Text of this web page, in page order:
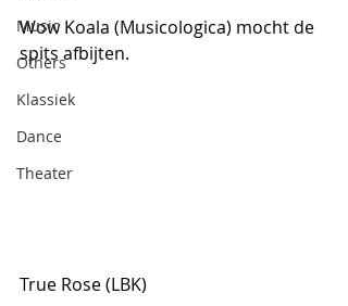
Music
Others
Klassiek
Dance
Theater
Wow Koala (Musicologica) mocht de
spits afbijten.
True Rose (LBK)